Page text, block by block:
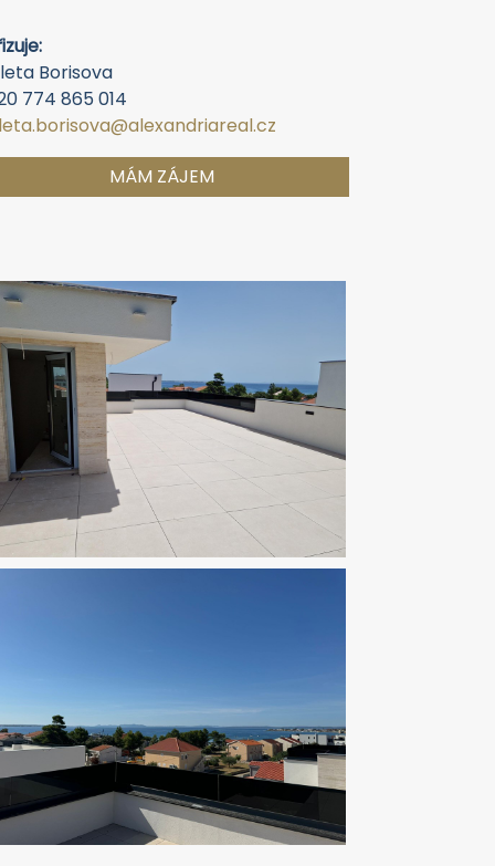
Borisova
774 865 014
MÁM ZÁJEM